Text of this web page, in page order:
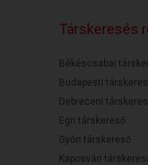
Társkeresés
Békéscsabai
Budapesti
Debreceni
Egri társkereső
Győri társkereső
Kaposvári